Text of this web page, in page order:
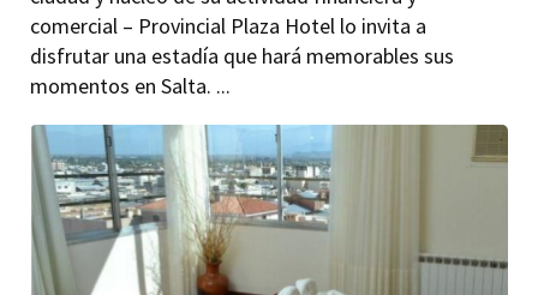
comercial – Provincial Plaza Hotel lo invita a
disfrutar una estadía que hará memorables sus
momentos en Salta. ...